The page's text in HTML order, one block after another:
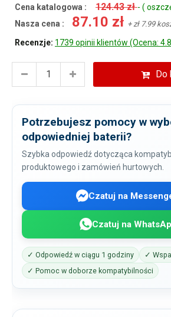
Cena katalogowa : 124.43 zł- (
Nasza cena :
87.10 zł + zł 7.99
Recenzje: 1739 opinii klientów (Ocena:
Do
Potrzebujesz pomocy w
odpowiedniej baterii?
Szybka odpowiedź dotycząca
produktowego i zamówień hurtowych.
Czatuj na
Czatuj na
✓ Odpowiedź w ciągu 1 godziny
✓
✓ Pomoc w doborze kompatybilności